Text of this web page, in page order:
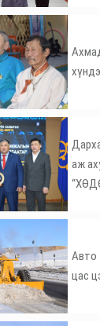
аж
Авто
цас